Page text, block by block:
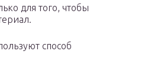
для того, чтобы
способ